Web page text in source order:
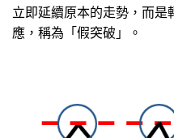
立即延續原本的走勢，而是
應，稱為「假突破」。